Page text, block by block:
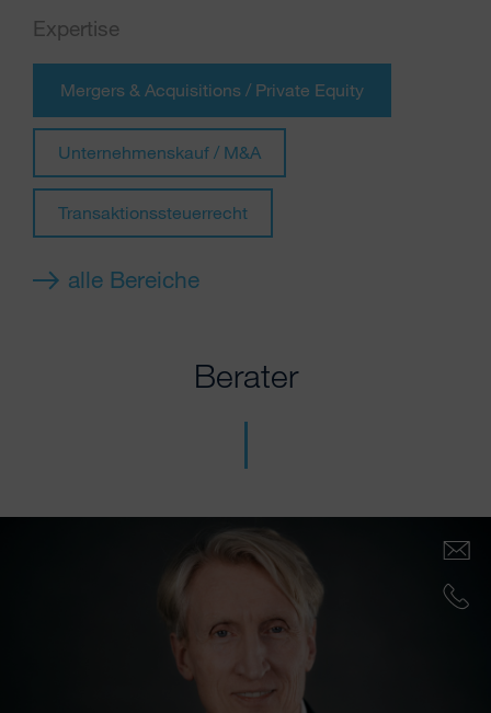
Expertise
Mergers & Acquisitions / Private Equity
Unternehmenskauf / M&A
Transaktionssteuerrecht
alle Bereiche
Berater